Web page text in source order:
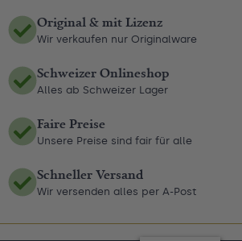
Original & mit Lizenz
Wir verkaufen nur Originalware
Schweizer Onlineshop
Alles ab Schweizer Lager
Faire Preise
Unsere Preise sind fair für alle
Schneller Versand
Wir versenden alles per A-Post